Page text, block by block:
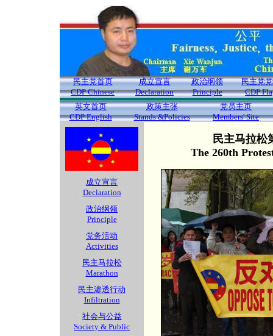
民主党首页
CDP Chinese
成立宣言
Declaration
政治纲领
Principle
民主党
CDP
英文首页
CDP English
政策主张
Stands &Policies
党员主页
Members' Site
成立宣言
Declaration
政治纲领
Principle
党务活动
Activities
民主马拉松
Marathon
民主渗透行动
Infiltration
社会与公益
Society & Public
民主马拉松
The 260th